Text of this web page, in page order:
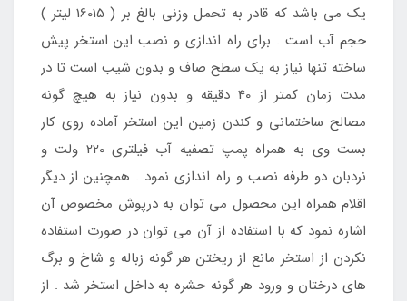
یک می باشد که قادر به تحمل وزنی بالغ بر ( 16015 لیتر )
حجم آب است . برای راه اندازی و نصب این استخر پیش
ساخته تنها نیاز به یک سطح صاف و بدون شیب است تا در
مدت زمان کمتر از 40 دقیقه و بدون نیاز به هیچ گونه
مصالح ساختمانی و کندن زمین این استخر آماده روی کار
بست وی به همراه پمپ تصفیه آب فیلتری 220 ولت و
نردبان دو طرفه نصب و راه اندازی نمود . همچنین از دیگر
اقلام همراه این محصول می توان به درپوش مخصوص آن
اشاره نمود که با استفاده از آن می توان در صورت استفاده
نکردن از استخر مانع از ریختن هر گونه زباله و شاخ و برگ
های درختان و ورود هر گونه حشره به داخل استخر شد . از